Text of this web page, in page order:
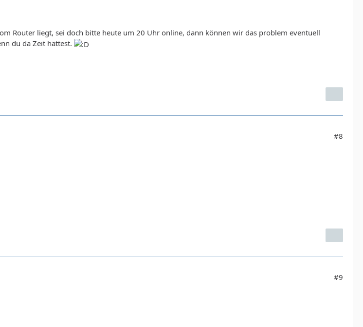
Router liegt, sei doch bitte heute um 20 Uhr online, dann können wir das problem eventuell
du da Zeit hättest.
#8
#9